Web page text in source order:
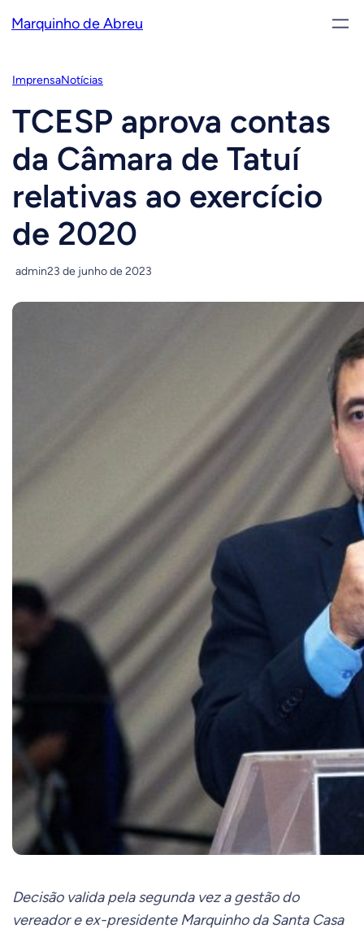
para
conteúdo
Marquinho de Abreu
ImprensaNotícias
TCESP aprova contas
da Câmara de Tatuí
relativas ao exercício
de 2020
admin23 de junho de 2023
Decisão valida pela segunda vez a gestão do
vereador e ex-presidente Marquinho da Santa Casa